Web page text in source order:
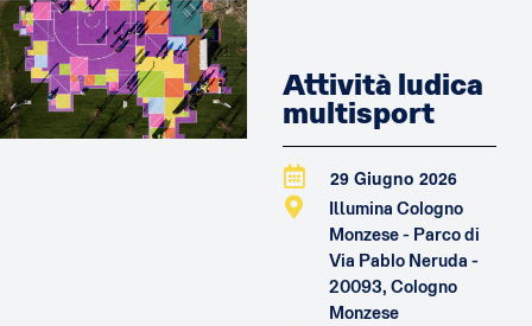
Attività ludica
multisport
29 Giugno 2026
Illumina Cologno
Monzese - Parco di
Via Pablo Neruda -
20093, Cologno
Monzese